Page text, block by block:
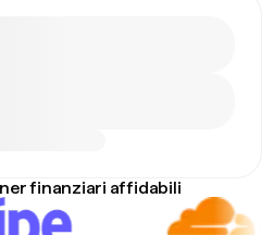
finanziari affidabili